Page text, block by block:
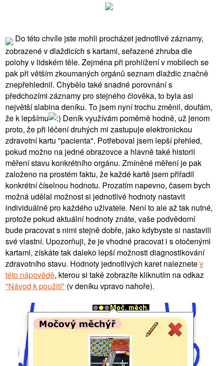
Do této chvíle jste mohli procházet jednotlivé záznamy,
zobrazené v dlaždicích s kartami, seřazené zhruba dle
polohy v lidském těle. Zejména při prohlížení v mobilech se
pak při větším zkoumaných orgánů seznam dlaždic značně
znepřehlednil. Chybělo také snadné porovnání s
předchozími záznamy pro stejného člověka, to byla asi
největší slabina deníku. To jsem nyní trochu změnil, doufám,
že k lepšímu
Deník využívám poměrně hodně, už jenom
proto, že při léčení druhých mi zastupuje elektronickou
zdravotní kartu "pacienta". Potřeboval jsem lepší přehled,
pokud možno na jedné obrazovce a hlavně také historii
měření stavu konkrétního orgánu. Zmíněné měření je pak
založeno na prostém faktu, že každé kartě jsem přiřadil
konkrétní číselnou hodnotu. Prozatím napevno, časem bych
možná udělal možnost si jednotlivé hodnoty nastavit
individuálně pro každého uživatele. Není to ale až tak nutné,
protože pokud aktuální hodnoty znáte, vaše podvědomí
bude pracovat s nimi stejně dobře, jako kdybyste si nastavili
své vlastní. Upozorňuji, že je vhodné pracovat i s otočenými
kartami, získáte tak daleko lepší možnosti diagnostikování
zdravotního stavu. Hodnoty jednotlivých karet naleznetev
této nápovědě, kterou si také zobrazíte kliknutím na odkaz
"Návod k použití" (v deníku vpravo nahoře).